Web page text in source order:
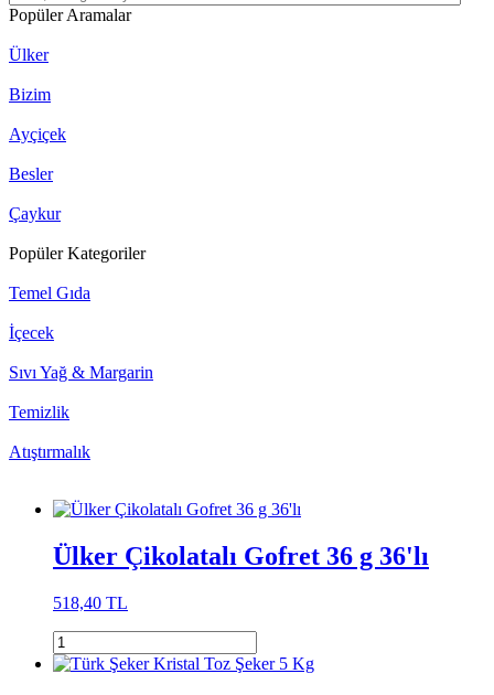
Popüler Aramalar
Ülker
Bizim
Ayçiçek
Besler
Çaykur
Popüler Kategoriler
Temel Gıda
İçecek
Sıvı Yağ & Margarin
Temizlik
Atıştırmalık
Ülker Çikolatalı Gofret 36 g 36'lı
518,40 TL